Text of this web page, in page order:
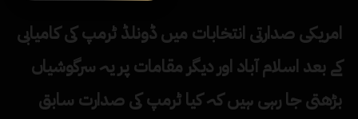
امریکی صدارتی انتخابات میں ڈونلڈ ٹرمپ کی کامیابی
کے بعد اسلام آباد اور دیگر مقامات پر یہ سرگوشیاں
بڑھتی جا رہی ہیں کہ کیا ٹرمپ کی صدارت سابق